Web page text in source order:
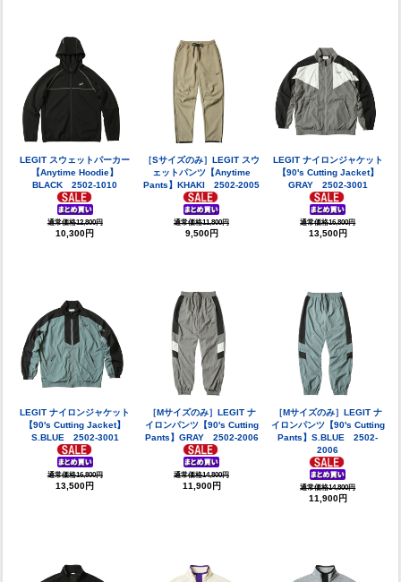
LEGIT スウェットパーカー
【Anytime Hoodie】
BLACK 2502-1010
通常価格12,800円
10,300円
［Sサイズのみ］LEGIT スウ
ェットパンツ【Anytime
Pants】KHAKI 2502-2005
通常価格11,800円
9,500円
LEGIT ナイロンジャケット
【90's Cutting Jacket】
GRAY 2502-3001
通常価格16,800円
13,500円
LEGIT ナイロンジャケット
【90's Cutting Jacket】
S.BLUE 2502-3001
通常価格16,800円
13,500円
［Mサイズのみ］LEGIT ナ
イロンパンツ【90's Cutting
Pants】GRAY 2502-2006
通常価格14,800円
11,900円
［Mサイズのみ］LEGIT ナ
イロンパンツ【90's Cutting
Pants】S.BLUE 2502-
2006
通常価格14,800円
11,900円